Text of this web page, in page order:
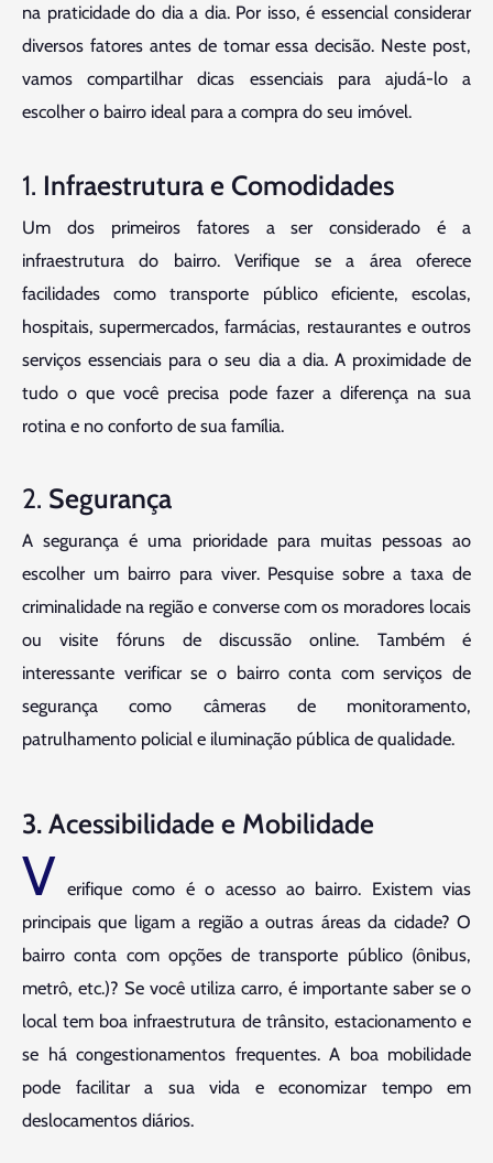
na praticidade do dia a dia. Por isso, é essencial considerar
diversos fatores antes de tomar essa decisão. Neste post,
vamos compartilhar dicas essenciais para ajudá-lo a
escolher o bairro ideal para a compra do seu imóvel.
1. Infraestrutura e Comodidades
Um dos primeiros fatores a ser considerado é a
infraestrutura do bairro. Verifique se a área oferece
facilidades como transporte público eficiente, escolas,
hospitais, supermercados, farmácias, restaurantes e outros
serviços essenciais para o seu dia a dia. A proximidade de
tudo o que você precisa pode fazer a diferença na sua
rotina e no conforto de sua família.
2. Segurança
A segurança é uma prioridade para muitas pessoas ao
escolher um bairro para viver. Pesquise sobre a taxa de
criminalidade na região e converse com os moradores locais
ou visite fóruns de discussão online. Também é
interessante verificar se o bairro conta com serviços de
segurança como câmeras de monitoramento,
patrulhamento policial e iluminação pública de qualidade.
3. Acessibilidade e Mobilidade
V erifique como é o acesso ao bairro. Existem vias
principais que ligam a região a outras áreas da cidade? O
bairro conta com opções de transporte público (ônibus,
metrô, etc.)? Se você utiliza carro, é importante saber se o
local tem boa infraestrutura de trânsito, estacionamento e
se há congestionamentos frequentes. A boa mobilidade
pode facilitar a sua vida e economizar tempo em
deslocamentos diários.